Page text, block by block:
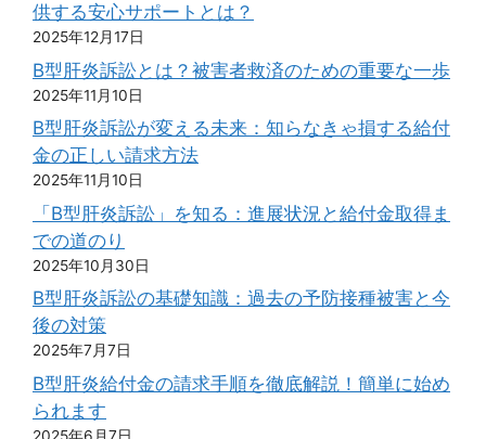
供する安心サポートとは？
2025年12月17日
B型肝炎訴訟とは？被害者救済のための重要な一歩
2025年11月10日
B型肝炎訴訟が変える未来：知らなきゃ損する給付
金の正しい請求方法
2025年11月10日
「B型肝炎訴訟」を知る：進展状況と給付金取得ま
での道のり
2025年10月30日
B型肝炎訴訟の基礎知識：過去の予防接種被害と今
後の対策
2025年7月7日
B型肝炎給付金の請求手順を徹底解説！簡単に始め
られます
2025年6月7日